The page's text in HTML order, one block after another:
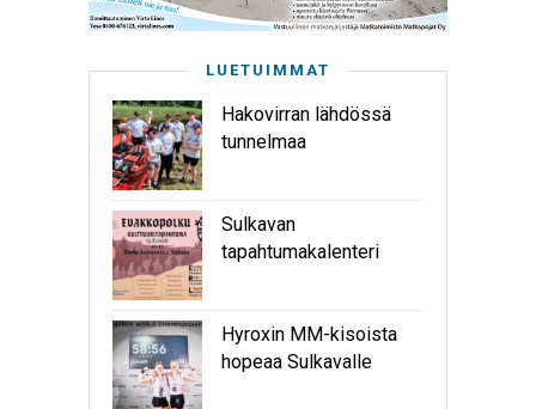
LUETUIMMAT
Hakovirran lähdössä
tunnelmaa
Sulkavan
tapahtumakalenteri
Hyroxin MM-kisoista
hopeaa Sulkavalle